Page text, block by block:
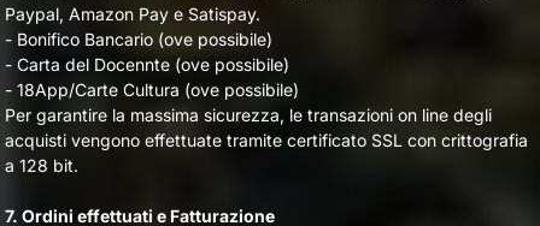
Paypal, Amazon Pay e Satispay.
- Bonifico Bancario (ove possibile)
- Carta del Docennte (ove possibile)
- 18App/Carte Cultura (ove possibile)
Per garantire la massima sicurezza, le transazioni on line degli
acquisti vengono effettuate tramite certificato SSL con crittografia
a 128 bit.
7. Ordini effettuati e Fatturazione